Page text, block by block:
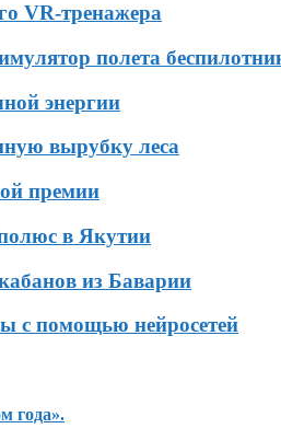
VR-тренажера
полета
энергии
вырубку леса
премии
в Якутии
из Баварии
с помощью нейросетей
года».